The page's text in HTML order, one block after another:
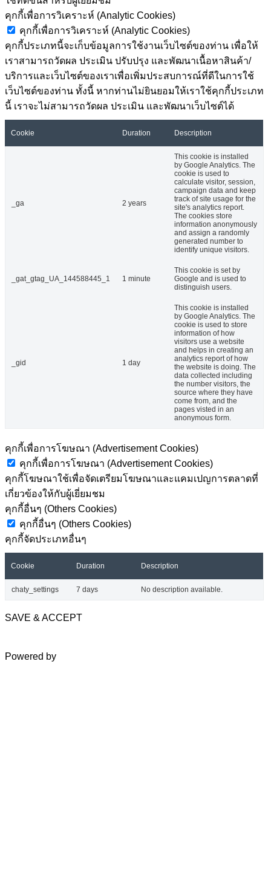
คุกกี้เพื่อการวิเคราะห์ (Analytic Cookies)
คุกกี้เพื่อการวิเคราะห์ (Analytic Cookies)
คุกกี้ประเภทนี้จะเก็บข้อมูลการใช้งานเว็บไซต์ของท่าน เพื่อให้
เราสามารถวัดผล ประเมิน ปรับปรุง และพัฒนาเนื้อหาสินค้า/
บริการและเว็บไซต์ของเราเพื่อเพิ่มประสบการณ์ที่ดีในการใช้
เว็บไซต์ของท่าน ทั้งนี้ หากท่านไม่ยินยอมให้เราใช้คุกกี้ประเภท
นี้ เราจะไม่สามารถวัดผล ประเมิน และพัฒนาเว็บไซต์ได้
Cookie Duration Description
_ga 2 years
This cookie is installed
by Google Analytics. The
cookie is used to
calculate visitor, session,
campaign data and keep
track of site usage for the
site's analytics report.
The cookies store
information anonymously
and assign a randomly
generated number to
identify unique visitors.
_gat_gtag_UA_144588445_1 1 minute
This cookie is set by
Google and is used to
distinguish users.
_gid 1 day
This cookie is installed
by Google Analytics. The
cookie is used to store
information of how
visitors use a website
and helps in creating an
analytics report of how
the website is doing. The
data collected including
the number visitors, the
source where they have
come from, and the
pages visted in an
anonymous form.
คุกกี้เพื่อการโฆษณา (Advertisement Cookies)
คุกกี้เพื่อการโฆษณา (Advertisement Cookies)
คุกกี้โฆษณาใช้เพื่อจัดเตรียมโฆษณาและแคมเปญการตลาดที่
เกี่ยวข้องให้กับผู้เยี่ยมชม
คุกกี้อื่นๆ (Others Cookies)
คุกกี้อื่นๆ (Others Cookies)
คุกกี้จัดประเภทอื่นๆ
Cookie Duration Description
chaty_settings 7 days No description available.
SAVE & ACCEPT
Powered by